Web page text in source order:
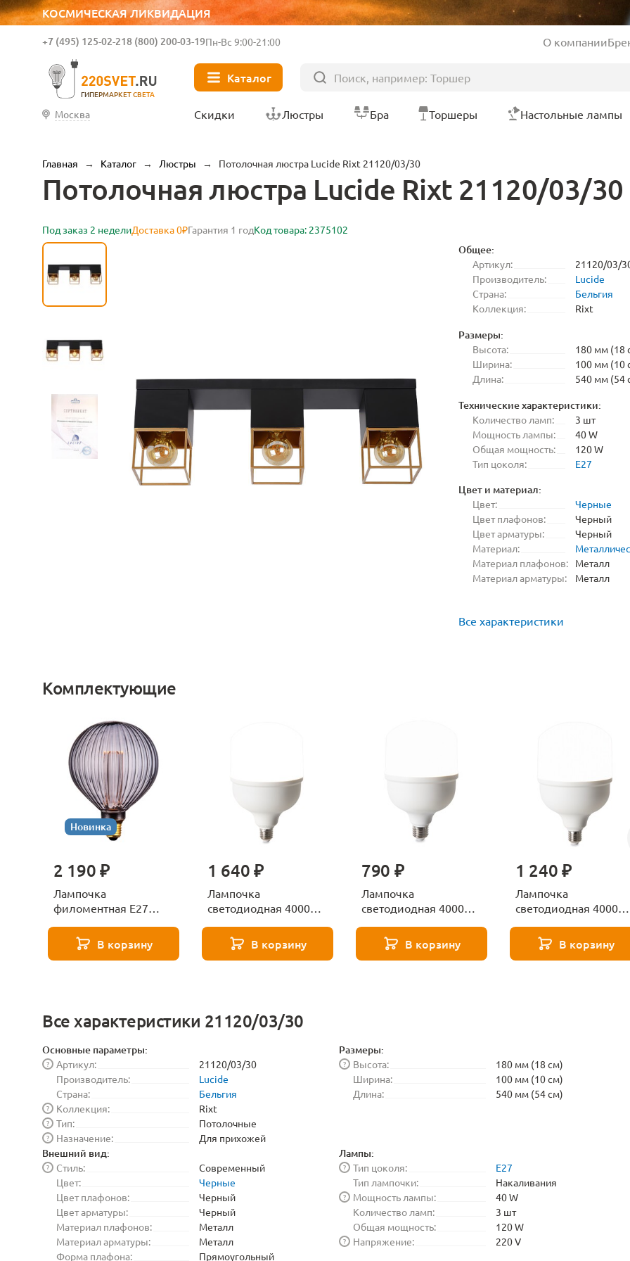
КОСМИЧЕСКАЯ ЛИКВИДАЦИЯ
ГИПЕРМАРКЕТ СВЕТА
+7 (495) 125-02-218 (800) 200-03-19Пн-Вс 9:00-21:00 О компании
Каталог
Москва Скидки Люстры Бра Торшеры Настольные лампы
Главная → Каталог → Люстры → Потолочная люстра Lucide Rixt 21120/03/30
Потолочная люстра Lucide Rixt 21120/03/30
Под заказ 2 неделиДоставка 0₽Гарантия 1 годКод товара: 2375102
Общее:
Артикул:
21120/03/
Производитель:
Lucide
Страна:
Бельгия
Коллекция:
Rixt
Размеры:
Высота:
180 мм (18
Ширина:
100 мм (10
Длина:
540 мм (54
Технические характеристики:
Количество ламп:
3 шт
Мощность лампы:
40 W
Общая мощность:
120 W
Тип цоколя:
E27
Цвет и материал:
Цвет:
Черные
Цвет плафонов:
Черный
Цвет арматуры:
Черный
Материал:
Материал плафонов:
Металл
Материал арматуры:
Металл
Все характеристики
Комплектующие
Новинка
2 190 ₽
Лампочка
филоментная Е27
8529
В корзину
1 640 ₽
Лампочка
светодиодная 4000К
271 8589В корзину
790 ₽
Лампочка
светодиодная 4000К
271 8587В корзину
1 240 ₽
Лампочка
светодиодная 4000К
271 8588В корзину
Все характеристики 21120/03/30
Основные параметры:
Артикул:
?
21120/03/30
Производитель:
Lucide
Страна:
Бельгия
Коллекция:
?
Rixt
Тип:
?
Потолочные
Назначение:
? Для прихожей
Размеры:
Высота:
?
180 мм (18 см)
Ширина:
100 мм (10 см)
Длина:
540 мм (54 см)
Внешний вид:
Стиль:
?
Современный
Цвет:
Черные
Цвет плафонов:
Черный
Цвет арматуры:
Черный
Материал плафонов:
Металл
Материал арматуры:
Металл
Форма плафона:
Прямоугольный
Лампы:
Тип цоколя:
?
E27
Тип лампочки:
Накаливания
Мощность лампы:
?
40 W
Количество ламп:
3 шт
Общая мощность:
120 W
Напряжение:
? 220 V